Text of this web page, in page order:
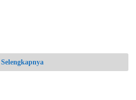
Selengkapnya